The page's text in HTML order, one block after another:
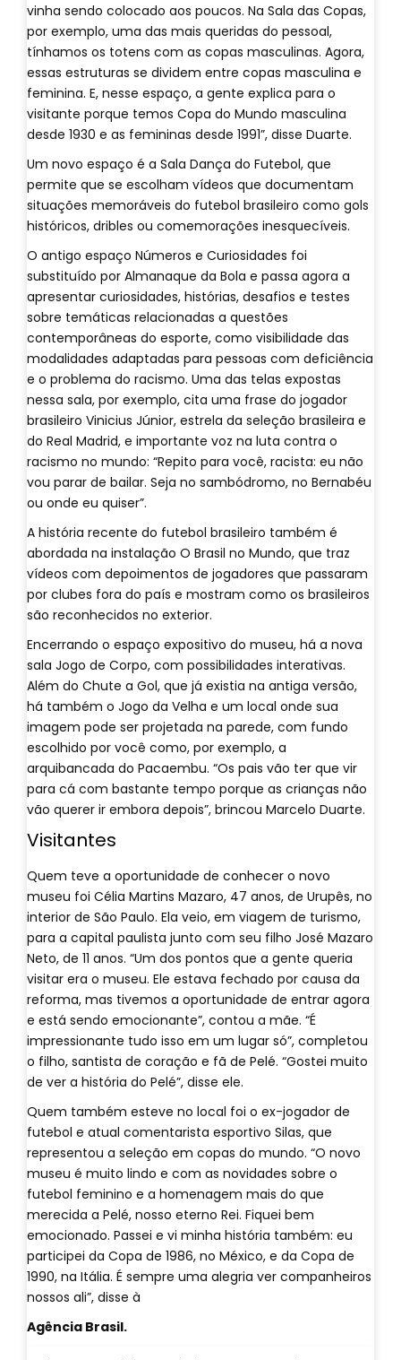
vinha sendo colocado aos poucos. Na Sala das Copas,
por exemplo, uma das mais queridas do pessoal,
tínhamos os totens com as copas masculinas. Agora,
essas estruturas se dividem entre copas masculina e
feminina. E, nesse espaço, a gente explica para o
visitante porque temos Copa do Mundo masculina
desde 1930 e as femininas desde 1991”, disse Duarte.
Um novo espaço é a Sala Dança do Futebol, que
permite que se escolham vídeos que documentam
situações memoráveis do futebol brasileiro como gols
históricos, dribles ou comemorações inesquecíveis.
O antigo espaço Números e Curiosidades foi
substituído por Almanaque da Bola e passa agora a
apresentar curiosidades, histórias, desafios e testes
sobre temáticas relacionadas a questões
contemporâneas do esporte, como visibilidade das
modalidades adaptadas para pessoas com deficiência
e o problema do racismo. Uma das telas expostas
nessa sala, por exemplo, cita uma frase do jogador
brasileiro Vinicius Júnior, estrela da seleção brasileira e
do Real Madrid, e importante voz na luta contra o
racismo no mundo: “Repito para você, racista: eu não
vou parar de bailar. Seja no sambódromo, no Bernabéu
ou onde eu quiser”.
A história recente do futebol brasileiro também é
abordada na instalação O Brasil no Mundo, que traz
vídeos com depoimentos de jogadores que passaram
por clubes fora do país e mostram como os brasileiros
são reconhecidos no exterior.
Encerrando o espaço expositivo do museu, há a nova
sala Jogo de Corpo, com possibilidades interativas.
Além do Chute a Gol, que já existia na antiga versão,
há também o Jogo da Velha e um local onde sua
imagem pode ser projetada na parede, com fundo
escolhido por você como, por exemplo, a
arquibancada do Pacaembu. “Os pais vão ter que vir
para cá com bastante tempo porque as crianças não
vão querer ir embora depois”, brincou Marcelo Duarte.
Visitantes
Quem teve a oportunidade de conhecer o novo
museu foi Célia Martins Mazaro, 47 anos, de Urupês, no
interior de São Paulo. Ela veio, em viagem de turismo,
para a capital paulista junto com seu filho José Mazaro
Neto, de 11 anos. “Um dos pontos que a gente queria
visitar era o museu. Ele estava fechado por causa da
reforma, mas tivemos a oportunidade de entrar agora
e está sendo emocionante”, contou a mãe. “É
impressionante tudo isso em um lugar só”, completou
o filho, santista de coração e fã de Pelé. “Gostei muito
de ver a história do Pelé”, disse ele.
Quem também esteve no local foi o ex-jogador de
futebol e atual comentarista esportivo Silas, que
representou a seleção em copas do mundo. “O novo
museu é muito lindo e com as novidades sobre o
futebol feminino e a homenagem mais do que
merecida a Pelé, nosso eterno Rei. Fiquei bem
emocionado. Passei e vi minha história também: eu
participei da Copa de 1986, no México, e da Copa de
1990, na Itália. É sempre uma alegria ver companheiros
nossos ali”, disse à
Agência Brasil.